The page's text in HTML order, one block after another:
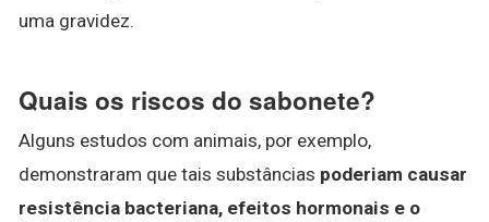
uma gravidez.
Quais os riscos do sabonete?
Alguns estudos com animais, por exemplo,
demonstraram que tais substâncias poderiam causar
resistência bacteriana, efeitos hormonais e o